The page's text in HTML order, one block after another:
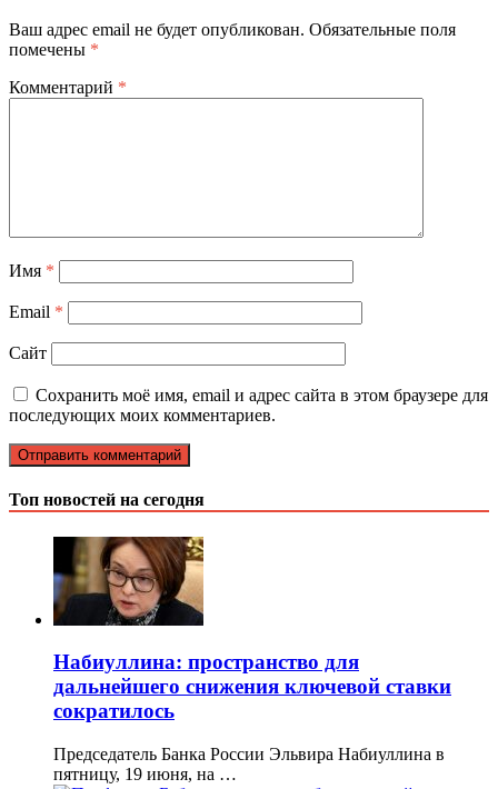
Ваш адрес email не будет опубликован. Обязательные поля
помечены *
Комментарий *
Имя *
Email *
Сайт
Сохранить моё имя, email и адрес сайта в этом браузере для
последующих моих комментариев.
Топ новостей на сегодня
Набиуллина: пространство для
дальнейшего снижения ключевой ставки
сократилось
Председатель Банка России Эльвира Набиуллина в
пятницу, 19 июня, на …